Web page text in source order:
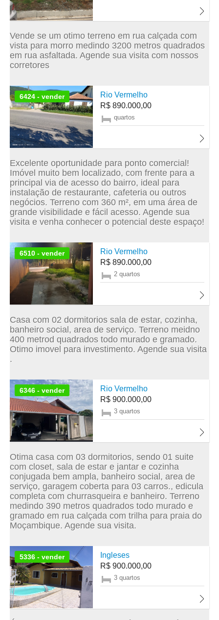
Vende se um otimo terreno em rua calçada com
vista para morro medindo 3200 metros quadrados
em rua asfaltada. Agende sua visita com nossos
corretores
6424 - vender
Rio Vermelho
R$ 890.000,00
quartos
Excelente oportunidade para ponto comercial!
Imóvel muito bem localizado, com frente para a
principal via de acesso do bairro, ideal para
instalação de restaurante, cafeteria ou outros
negócios. Terreno com 360 m², em uma área de
grande visibilidade e fácil acesso. Agende sua
visita e venha conhecer o potencial deste espaço!
6510 - vender
Rio Vermelho
R$ 890.000,00
2 quartos
Casa com 02 dormitorios sala de estar, cozinha,
banheiro social, area de serviço. Terreno meidno
400 metrod quadrados todo murado e gramado.
Otimo imovel para investimento. Agende sua visita
.
6346 - vender
Rio Vermelho
R$ 900.000,00
3 quartos
Otima casa com 03 dormitorios, sendo 01 suite
com closet, sala de estar e jantar e cozinha
conjugada bem ampla, banheiro social, area de
serviço, garagem coberta para 03 carros., edicula
completa com churrasqueira e banheiro. Terreno
medindo 390 metros quadrados todo murado e
gramado em rua calçada com trilha para praia do
Moçambique. Agende sua visita.
5336 - vender
Ingleses
R$ 900.000,00
3 quartos